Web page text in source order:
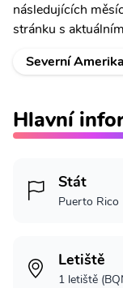
následujících
stránku s
Severní Amerika
Hlavní
Stát
Puerto Rico
Letiště
1 letiště